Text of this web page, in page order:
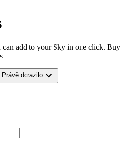
can add to your Sky in one click. Buy
Právě dorazilo expand_more